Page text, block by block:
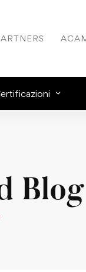
Blog